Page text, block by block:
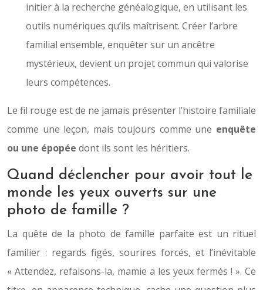
initier à la recherche généalogique, en utilisant les
outils numériques qu’ils maîtrisent. Créer l’arbre
familial ensemble, enquêter sur un ancêtre
mystérieux, devient un projet commun qui valorise
leurs compétences.
Le fil rouge est de ne jamais présenter l’histoire familiale
comme une leçon, mais toujours comme une enquête
ou une épopée dont ils sont les héritiers.
Quand déclencher pour avoir tout le
monde les yeux ouverts sur une
photo de famille ?
La quête de la photo de famille parfaite est un rituel
familier : regards figés, sourires forcés, et l’inévitable
« Attendez, refaisons-la, mamie a les yeux fermés ! ». Ce